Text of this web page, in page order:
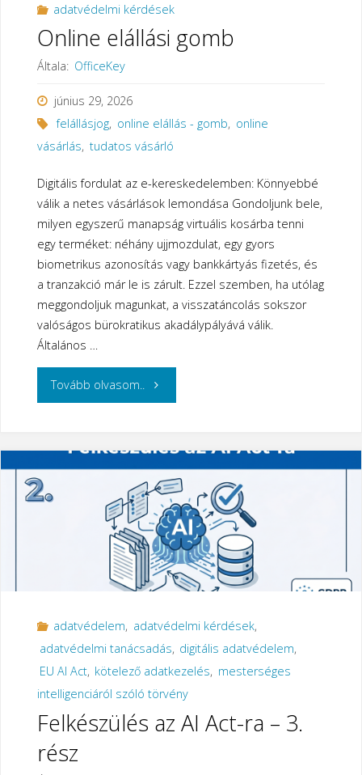
ez
alól"
adatvédelmi kérdések
Online elállási gomb
Általa: OfficeKey
június 29, 2026
felállásjog, online elállás - gomb, online
vásárlás, tudatos vásárló
Digitális fordulat az e-kereskedelemben: Könnyebbé
válik a netes vásárlások lemondása Gondoljunk bele,
milyen egyszerű manapság virtuális kosárba tenni
egy terméket: néhány ujjmozdulat, egy gyors
biometrikus azonosítás vagy bankkártyás fizetés, és
a tranzakció már le is zárult. Ezzel szemben, ha utólag
meggondoljuk magunkat, a visszatáncolás sokszor
valóságos bürokratikus akadálypályává válik.
Általános …
Tovább olvasom.. "Online
gomb"
adatvédelem, adatvédelmi kérdések,
adatvédelmi tanácsadás, digitális adatvédelem,
EU AI Act, kötelező adatkezelés, mesterséges
intelligenciáról szóló törvény
Felkészülés az AI Act-ra – 3.
rész